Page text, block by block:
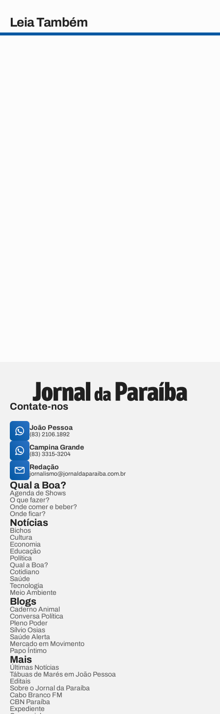
Leia Também
Contate-nos
João Pessoa
(83) 2106.1892
Campina Grande
(83) 3315-3204
Redação
jornalismo@jornaldaparaiba.com.br
Qual a Boa?
Agenda de Shows
O que fazer?
Onde comer e beber?
Onde ficar?
Notícias
Bichos
Cultura
Economia
Educação
Política
Qual a Boa?
Cotidiano
Saúde
Tecnologia
Meio Ambiente
Blogs
Caderno Animal
Conversa Política
Pleno Poder
Sílvio Osias
Saúde Alerta
Mercado em Movimento
Papo Íntimo
Mais
Últimas Notícias
Tábuas de Marés em João Pessoa
Editais
Sobre o Jornal da Paraíba
Cabo Branco FM
CBN Paraíba
Expediente